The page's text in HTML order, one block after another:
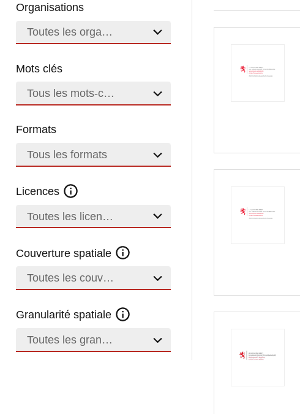
Organisations
Toutes les organisations
Mots clés
Tous les mots-clés
Formats
Tous les formats
Licences
Toutes les licences
Couverture spatiale
Toutes les couvertures
Granularité spatiale
Toutes les granularités